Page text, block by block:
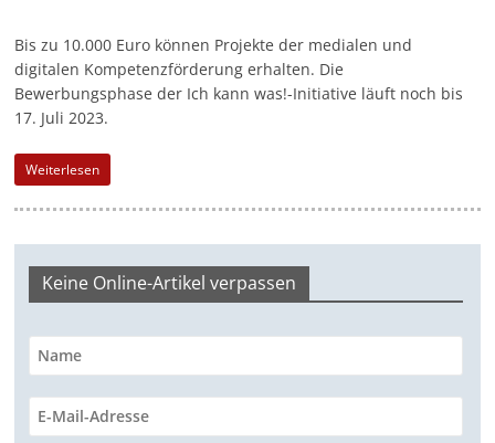
|
S
t
g
Bis zu 10.000 Euro können Projekte der medialen und
digitalen Kompetenzförderung erhalten. Die
Bewerbungsphase der Ich kann was!-Initiative läuft noch bis
17. Juli 2023.
Weiterlesen
Keine Online-Artikel verpassen